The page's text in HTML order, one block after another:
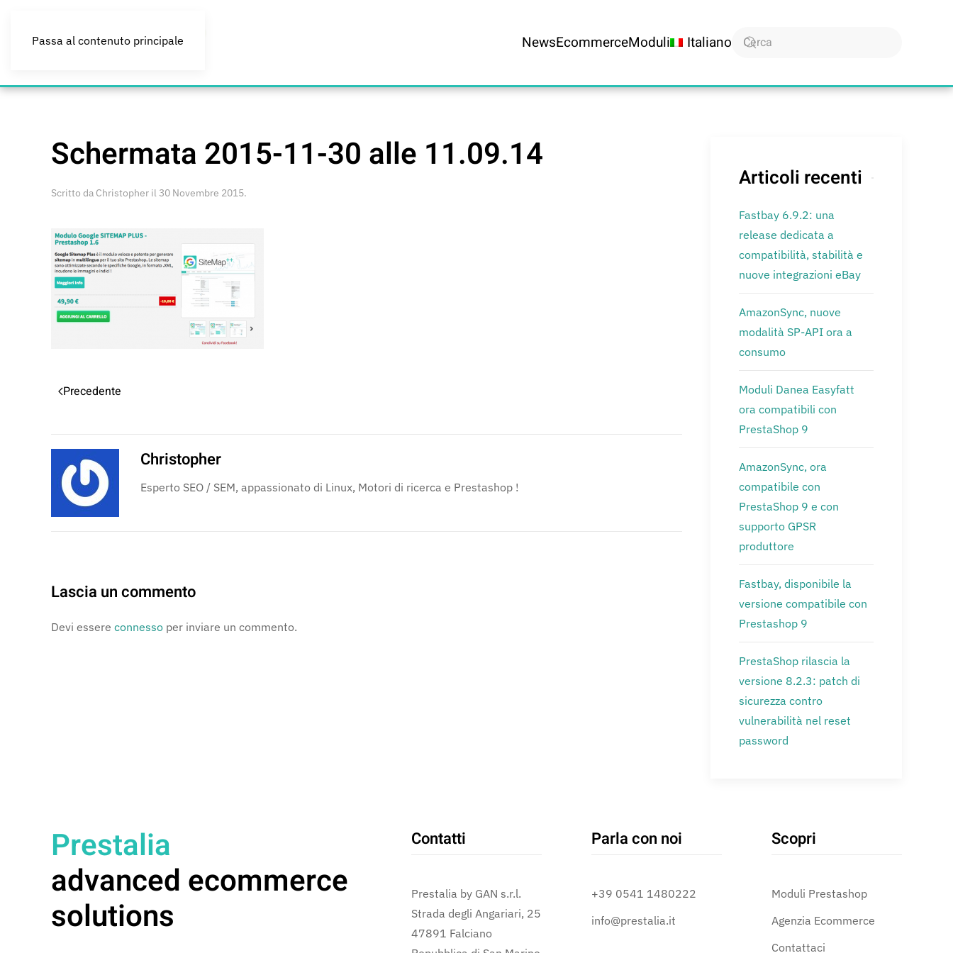
Passa al contenuto principale NewsEcommerceModuli Italiano
Schermata 2015-11-30 alle 11.09.14
Scritto da Christopher il 30 Novembre 2015.
Precedente
Christopher
Esperto SEO / SEM, appassionato di Linux, Motori di ricerca e Prestashop !
Lascia un commento
Devi essere connesso per inviare un commento.
Articoli recenti
Fastbay 6.9.2: una
release dedicata a
compatibilità, stabilità e
nuove integrazioni eBay
AmazonSync, nuove
modalità SP-API ora a
consumo
Moduli Danea Easyfatt
ora compatibili con
PrestaShop 9
AmazonSync, ora
compatibile con
PrestaShop 9 e con
supporto GPSR
produttore
Fastbay, disponibile la
versione compatibile con
Prestashop 9
PrestaShop rilascia la
versione 8.2.3: patch di
sicurezza contro
vulnerabilità nel reset
password
Prestalia
advanced ecommerce
solutions
Contatti
Prestalia by GAN s.r.l.
Strada degli Angariari, 25
47891 Falciano
Parla con noi
+39 0541 1480222
info@prestalia.it
Scopri
Moduli Prestashop
Agenzia Ecommerce
Contattaci